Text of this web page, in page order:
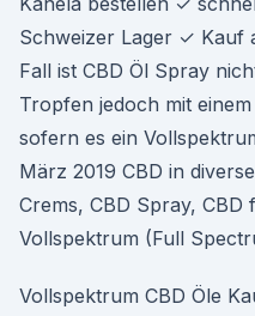
Schweizer Lager ✓ Kauf
Fall ist CBD Öl Spray
Tropfen jedoch mit
sofern es ein
März 2019 CBD in
Crems, CBD Spray, CBD
Vollspektrum (Full
Vollspektrum CBD Öle